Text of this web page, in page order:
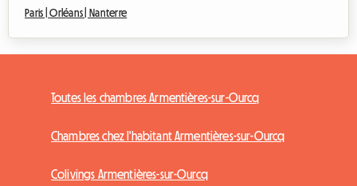
Paris |Orléans |Nanterre
Toutes les chambres Armentières-sur-Ourcq
Chambres chez l'habitant Armentières-sur-Ourcq
Colivings Armentières-sur-Ourcq